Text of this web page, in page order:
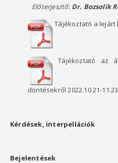
Előterjesztő: Dr. Bozsolik
Tájékoztató a
Tájékoztató az
döntésekről 2022.10.21-11.23
Kérdések, interpellációk
Bejelentések